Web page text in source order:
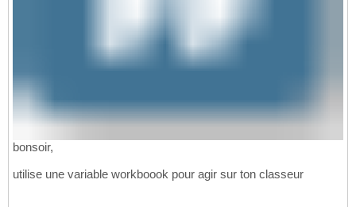
bonsoir,
utilise une variable workboook pour agir sur ton classeur